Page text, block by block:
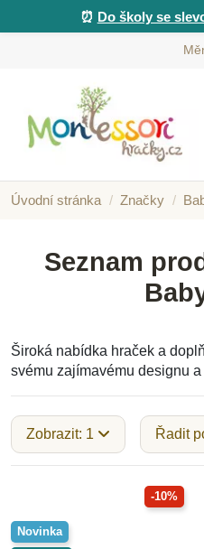
⏰ Do školy se
Úvodní stránka Značky
Seznam
Široká nabídka hraček a
svému zajímavému designu
Zobrazit: 1 Řadit
-10%
Novinka